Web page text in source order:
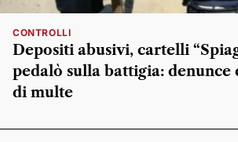
CONTROLLI
Depositi abusivi, cartelli
pedalò sulla battigia: denunce
di multe